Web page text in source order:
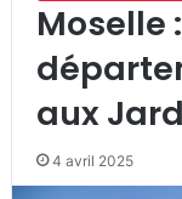
Moselle
aux
4 avril 2025